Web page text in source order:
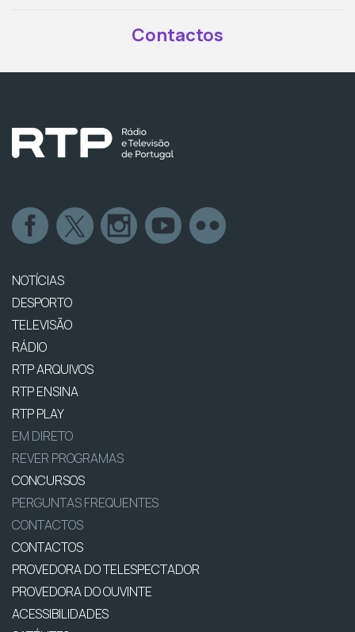
Contactos
NOTÍCIAS
DESPORTO
TELEVISÃO
RÁDIO
RTP ARQUIVOS
RTP ENSINA
RTP PLAY
EM DIRETO
REVER PROGRAMAS
CONCURSOS
PERGUNTAS FREQUENTES
CONTACTOS
CONTACTOS
PROVEDORA DO TELESPECTADOR
PROVEDORA DO OUVINTE
ACESSIBILIDADES